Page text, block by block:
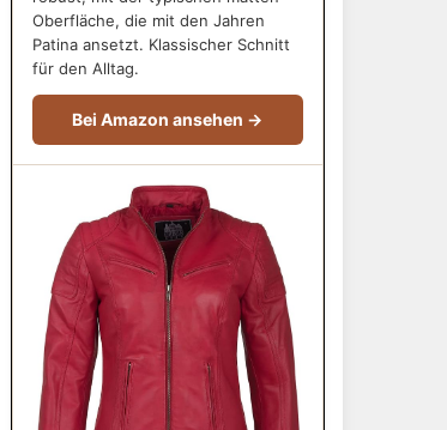
Oberfläche, die mit den Jahren
Patina ansetzt. Klassischer Schnitt
für den Alltag.
Bei Amazon ansehen →